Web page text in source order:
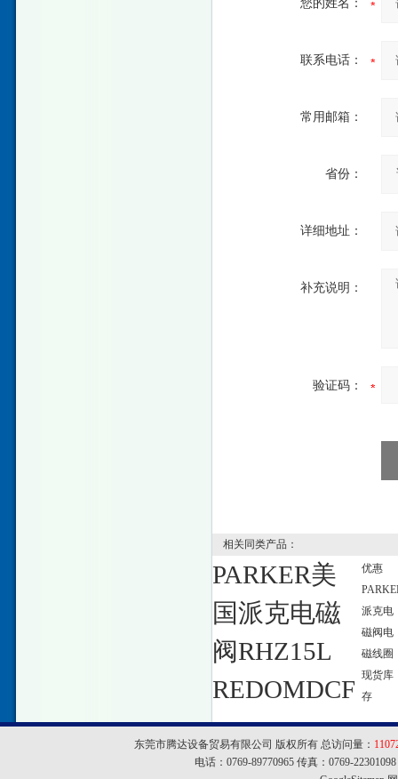
您的姓名：
联系电话：
常用邮箱：
省份：
详细地址：
补充说明：
验证码：
相关同类产品：
PARKER美
国派克电磁
阀RHZ15L
REDOMDCF
优惠
派克电
磁阀电
磁线圈
现货库
存
东莞市腾达设备贸易有限公司 版权所有 总访问量：
电话：0769-89770965 传真：0769-